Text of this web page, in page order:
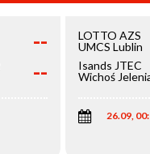
--
--
LOTTO AZS
UMCS Lublin
Isands JTEC
Wichoś
26.09,